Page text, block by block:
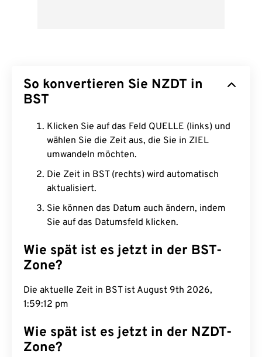
So konvertieren Sie NZDT in
BST
Klicken Sie auf das Feld QUELLE (links) und
wählen Sie die Zeit aus, die Sie in ZIEL
umwandeln möchten.
Die Zeit in BST (rechts) wird automatisch
aktualisiert.
Sie können das Datum auch ändern, indem
Sie auf das Datumsfeld klicken.
Wie spät ist es jetzt in der BST-
Zone?
Die aktuelle Zeit in BST ist August 9th 2026,
1:59:13 pm
Wie spät ist es jetzt in der NZDT-
Zone?